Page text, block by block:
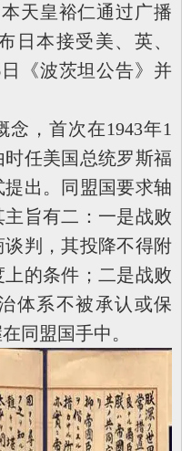
天皇裕仁通过广播
日本接受美、英、
《波茨坦公告》并
，首次在1943年1
任美国总统罗斯福
出。同盟国要求轴
旨有二：一是战败
判，其投降不得附
的条件；二是战败
体系不被承认或保
同盟国手中。